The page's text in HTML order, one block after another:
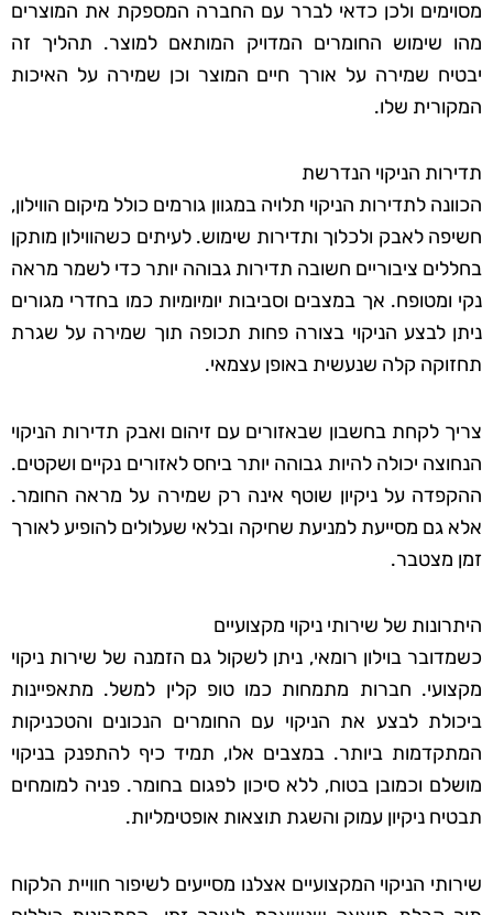
מסוימים ולכן כדאי לברר עם החברה המספקת את המוצרים
מהו שימוש החומרים המדויק המותאם למוצר. תהליך זה
יבטיח שמירה על אורך חיים המוצר וכן שמירה על האיכות
המקורית שלו.
תדירות הניקוי הנדרשת
הכוונה לתדירות הניקוי תלויה במגוון גורמים כולל מיקום הווילון,
חשיפה לאבק ולכלוך ותדירות שימוש. לעיתים כשהווילון מותקן
בחללים ציבוריים חשובה תדירות גבוהה יותר כדי לשמר מראה
נקי ומטופח. אך במצבים וסביבות יומיומיות כמו בחדרי מגורים
ניתן לבצע הניקוי בצורה פחות תכופה תוך שמירה על שגרת
תחזוקה קלה שנעשית באופן עצמאי.
צריך לקחת בחשבון שבאזורים עם זיהום ואבק תדירות הניקוי
הנחוצה יכולה להיות גבוהה יותר ביחס לאזורים נקיים ושקטים.
ההקפדה על ניקיון שוטף אינה רק שמירה על מראה החומר.
אלא גם מסייעת למניעת שחיקה ובלאי שעלולים להופיע לאורך
זמן מצטבר.
היתרונות של שירותי ניקוי מקצועיים
כשמדובר בוילון רומאי, ניתן לשקול גם הזמנה של שירות ניקוי
מקצועי. חברות מתמחות כמו טופ קלין למשל. מתאפיינות
ביכולת לבצע את הניקוי עם החומרים הנכונים והטכניקות
המתקדמות ביותר. במצבים אלו, תמיד כיף להתפנק בניקוי
מושלם וכמובן בטוח, ללא סיכון לפגום בחומר. פניה למומחים
תבטיח ניקיון עמוק והשגת תוצאות אופטימליות.
שירותי הניקוי המקצועיים אצלנו מסייעים לשיפור חוויית הלקוח